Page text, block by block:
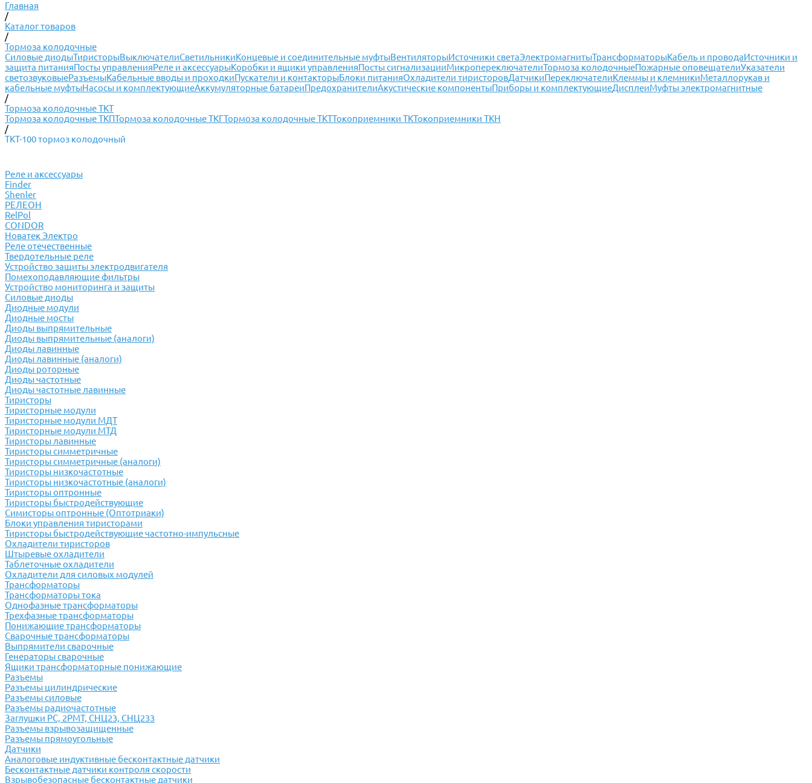
Главная
/
Каталог товаров
/
Тормоза колодочные
Силовые диодыТиристорыВыключателиСветильникиКонцевые и соединительные муфтыВентиляторыИсточники светаЭлектромагнитыТрансформаторыКабель и проводаИсточники и
защита питанияПосты управленияРеле и аксессуарыКоробки и ящики управленияПосты сигнализацииМикропереключателиТормоза колодочныеПожарные оповещателиУказатели
светозвуковыеРазъемыКабельные вводы и проходкиПускатели и контакторыБлоки питанияОхладители тиристоровДатчикиПереключателиКлеммы и клемникиМеталлорукав и
кабельные муфтыНасосы и комплектующиеАккумуляторные батареиПредохранителиАкустические компонентыПриборы и комплектующиеДисплеиМуфты электромагнитные
/
Тормоза колодочные ТКТ
Тормоза колодочные ТКПТормоза колодочные ТКГТормоза колодочные ТКТТокоприемники ТКТокоприемники ТКН
/
ТКТ-100 тормоз колодочный
Реле и аксессуары
Finder
Shenler
РЕЛЕОН
RelPol
CONDOR
Новатек Электро
Реле отечественные
Твердотельные реле
Устройство защиты электродвигателя
Помехоподавляющие фильтры
Устройство мониторинга и защиты
Силовые диоды
Диодные модули
Диодные мосты
Диоды выпрямительные
Диоды выпрямительные (аналоги)
Диоды лавинные
Диоды лавинные (аналоги)
Диоды роторные
Диоды частотные
Диоды частотные лавинные
Тиристоры
Тиристорные модули
Тиристорные модули МДТ
Тиристорные модули МТД
Тиристоры лавинные
Тиристоры симметричные
Тиристоры симметричные (аналоги)
Тиристоры низкочастотные
Тиристоры низкочастотные (аналоги)
Тиристоры оптронные
Тиристоры быстродействующие
Симисторы оптронные (Оптотриаки)
Блоки управления тиристорами
Тиристоры быстродействующие частотно-импульсные
Охладители тиристоров
Штыревые охладители
Таблеточные охладители
Охладители для силовых модулей
Трансформаторы
Трансформаторы тока
Однофазные трансформаторы
Трехфазные трансформаторы
Понижающие трансформаторы
Сварочные трансформаторы
Выпрямители сварочные
Генераторы сварочные
Ящики трансформаторные понижающие
Разъемы
Разъемы цилиндрические
Разъемы силовые
Разъемы радиочастотные
Заглушки РС, 2РМТ, СНЦ23, СНЦ233
Разъемы взрывозащищенные
Разъемы прямоугольные
Датчики
Аналоговые индуктивные бесконтактные датчики
Бесконтактные датчики контроля скорости
Взрывобезопасные бесконтактные датчики